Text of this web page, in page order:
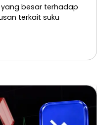
besar terhadap
terkait suku